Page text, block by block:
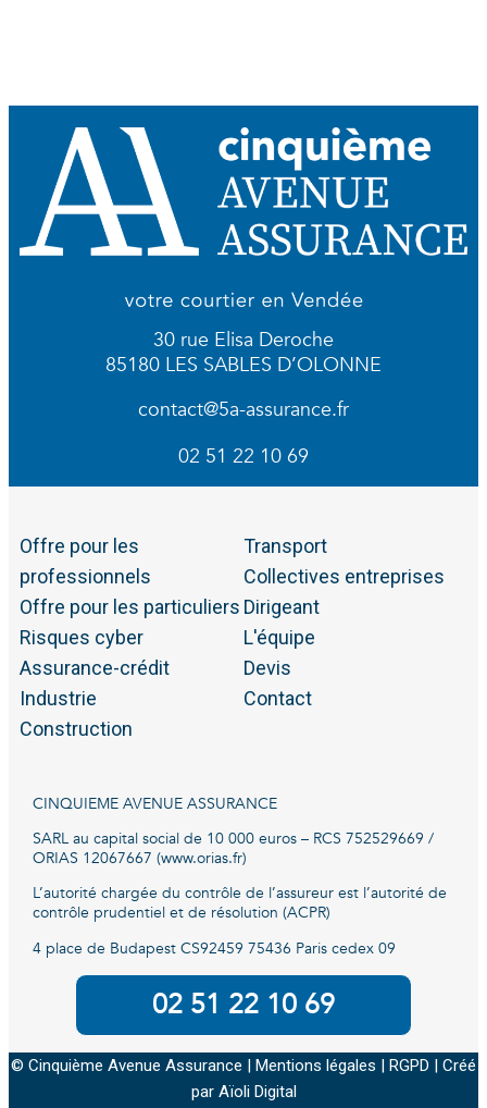
30 rue Elisa Deroche
85180 LES SABLES D’OLONNE
contact@5a-assurance.fr
02 51 22 10 69
Offre pour les
professionnels
Offre pour les particuliers
Risques cyber
Assurance-crédit
Industrie
Construction
Transport
Collectives entreprises
Dirigeant
L'équipe
Devis
Contact
CINQUIEME AVENUE ASSURANCE
SARL au capital social de 10 000 euros – RCS 752529669 /
ORIAS 12067667 (www.orias.fr)
L’autorité chargée du contrôle de l’assureur est l’autorité de
contrôle prudentiel et de résolution (ACPR)
4 place de Budapest CS92459 75436 Paris cedex 09
02 51 22 10 69
© Cinquième Avenue Assurance | Mentions légales | RGPD | Créé
par Aïoli Digital